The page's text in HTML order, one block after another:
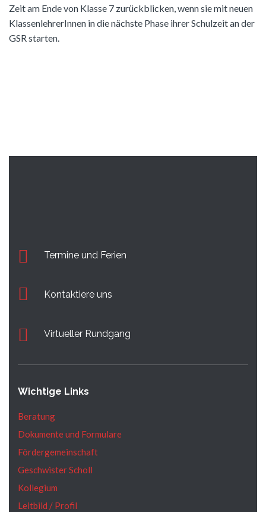
Zeit am Ende von Klasse 7 zurückblicken, wenn sie mit neuen
KlassenlehrerInnen in die nächste Phase ihrer Schulzeit an der
GSR starten.
Termine und Ferien
Kontaktiere uns
Virtueller Rundgang
Wichtige Links
Beratung
Dokumente und Formulare
Fördergemeinschaft
Geschwister Scholl
Kollegium
Leitbild / Profil